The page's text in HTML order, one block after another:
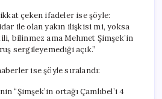
çeken ifadeler ise şöyle:
ile olan yakın ilişkisi mi, yoksa
bilinmez ama Mehmet Şimşek’in
sergileyemediği açık.”
ise şöyle sıralandı:
“Şimşek’in ortağı Çamlıbel’i 4